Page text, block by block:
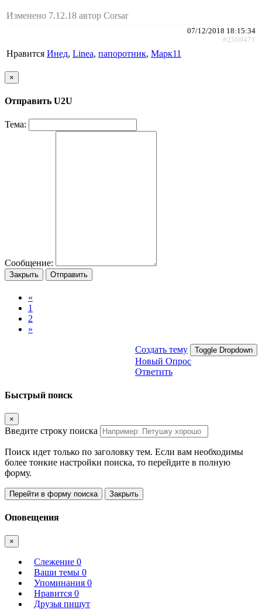
Изменено 7.12.18 автор Corsar
07/12/2018 18:15:34
#2569471
Нравится Инед, Linea, папоротник, Марк11
×
Отправить U2U
Тема:
Сообщение:
Закрыть Отправить
«
1
2
»
Создать тему Toggle Dropdown
Новый Опрос
Ответить
Быстрый поиск
×
Введите строку поиска
Поиск идет только по заголовку тем. Если вам необходимы
более тонкие настройки поиска, то перейдите в полную
форму.
Перейти в форму поиска Закрыть
Оповещения
×
Слежение 0
Ваши темы 0
Упоминания 0
Нравится 0
Друзья пишут